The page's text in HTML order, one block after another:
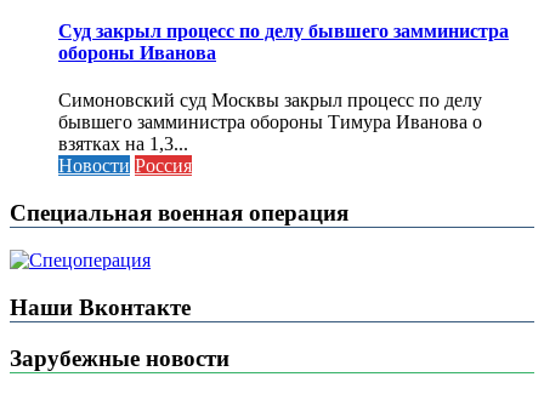
Cуд закрыл процесс по делу бывшего замминистра
обороны Иванова
Симоновский суд Москвы закрыл процесс по делу
бывшего замминистра обороны Тимура Иванова о
взятках на 1,3...
Новости Россия
Специальная военная операция
Наши Вконтакте
Зарубежные новости